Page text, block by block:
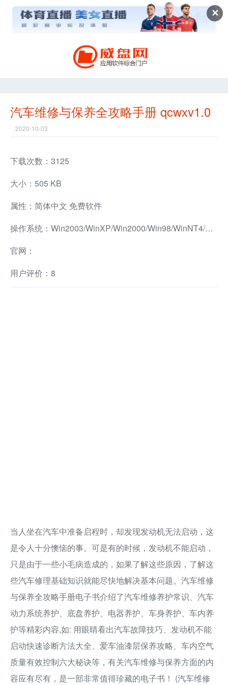
✕
汽车维修与保养全攻略手册 qcwxv1.0
2020-10-03
下载次数：3125
大小：505 KB
属性：简体中文 免费软件
操作系统：Win2003/WinXP/Win2000/Win98/WinNT4/WinMe兼容软件
官网：
用户评价：8
当人坐在汽车中准备启程时，却发现发动机无法启动，这
是令人十分懊恼的事。可是有的时候，发动机不能启动，
只是由于一些小毛病造成的，如果了解这些原因，了解这
些汽车修理基础知识就能尽快地解决基本问题。汽车维修
与保养全攻略手册电子书介绍了汽车维修养护常识、汽车
动力系统养护、底盘养护、电器养护、车身养护、车内养
护等精彩内容,如: 用眼睛看出汽车故障技巧、发动机不能
启动快速诊断方法大全、爱车油漆层保养攻略、车内空气
质量有效控制六大秘诀等，有关汽车维修与保养方面的内
容应有尽有，是一部非常值得珍藏的电子书！ (汽车维修